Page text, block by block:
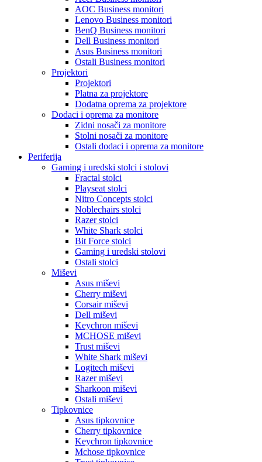
AOC Business monitori
Lenovo Business monitori
BenQ Business monitori
Dell Business monitori
Asus Business monitori
Ostali Business monitori
Projektori
Projektori
Platna za projektore
Dodatna oprema za projektore
Dodaci i oprema za monitore
Zidni nosači za monitore
Stolni nosači za monitore
Ostali dodaci i oprema za monitore
Periferija
Gaming i uredski stolci i stolovi
Fractal stolci
Playseat stolci
Nitro Concepts stolci
Noblechairs stolci
Razer stolci
White Shark stolci
Bit Force stolci
Gaming i uredski stolovi
Ostali stolci
Miševi
Asus miševi
Cherry miševi
Corsair miševi
Dell miševi
Keychron miševi
MCHOSE miševi
Trust miševi
White Shark miševi
Logitech miševi
Razer miševi
Sharkoon miševi
Ostali miševi
Tipkovnice
Asus tipkovnice
Cherry tipkovnice
Keychron tipkovnice
Mchose tipkovnice